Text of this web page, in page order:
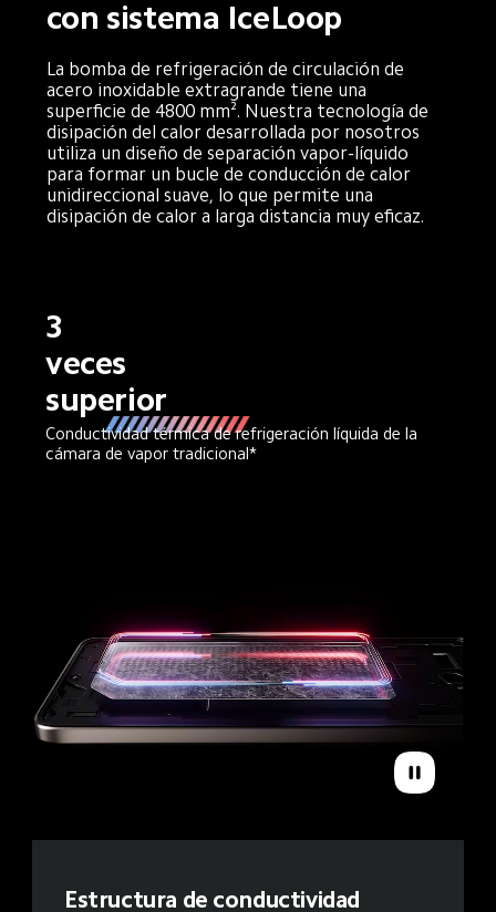
con sistema IceLoop
La bomba de refrigeración de circulación de
acero inoxidable extragrande tiene una
superficie de 4800 mm². Nuestra tecnología de
disipación del calor desarrollada por nosotros
utiliza un diseño de separación vapor-líquido
para formar un bucle de conducción de calor
unidireccional suave, lo que permite una
disipación de calor a larga distancia muy eficaz.
3
veces
superior
Conductividad térmica de refrigeración líquida de la
cámara de vapor tradicional*
Estructura de conductividad